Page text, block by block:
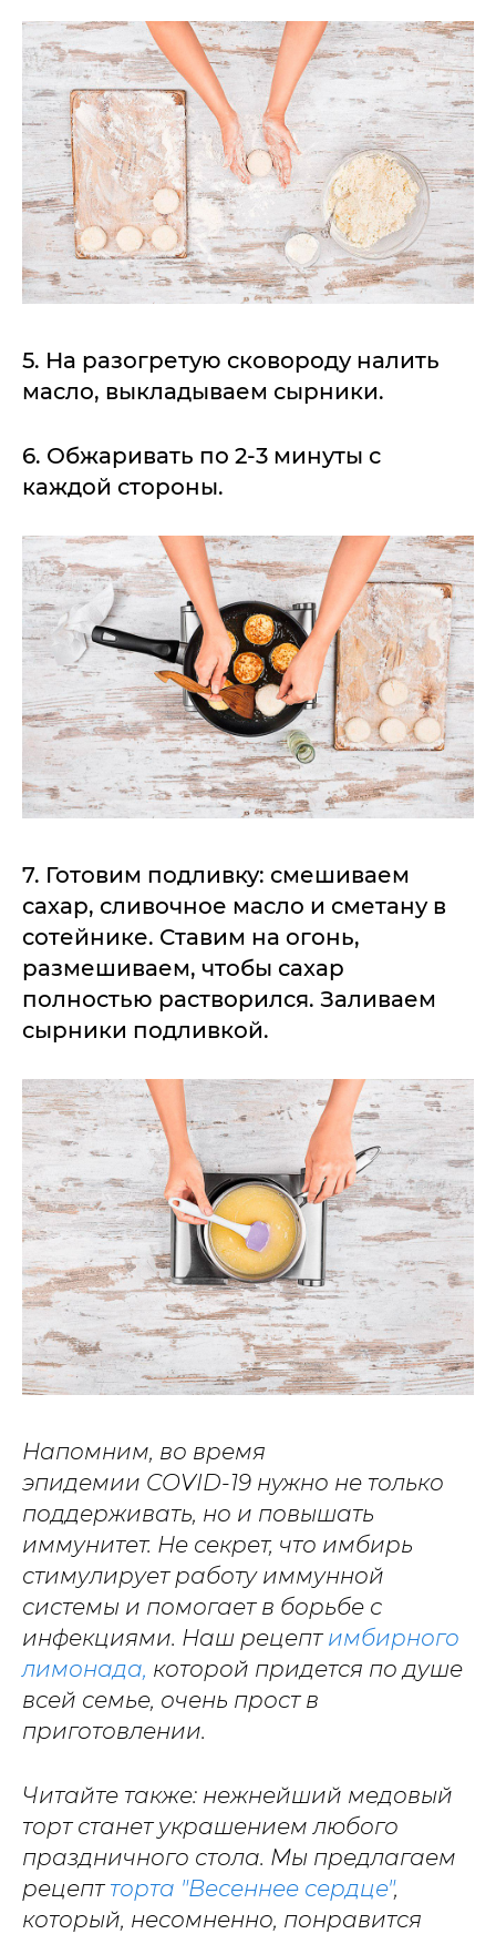
5. На разогретую сковороду налить
масло, выкладываем сырники.
6. Обжаривать по 2-3 минуты с
каждой стороны.
7. Готовим подливку: смешиваем
сахар, сливочное масло и сметану в
сотейнике. Ставим на огонь,
размешиваем, чтобы сахар
полностью растворился. Заливаем
сырники подливкой.
Напомним, во время
эпидемии COVID-19 нужно не только
поддерживать, но и повышать
иммунитет. Не секрет, что имбирь
стимулирует работу иммунной
системы и помогает в борьбе с
инфекциями. Наш рецепт имбирного
лимонада, которой придется по душе
всей семье, очень прост в
приготовлении.
Читайте также: нежнейший медовый
торт станет украшением любого
праздничного стола. Мы предлагаем
рецепт торта "Весеннее сердце",
который, несомненно, понравится